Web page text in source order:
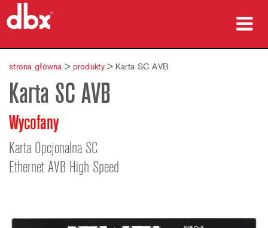
produkty
Studia przypadków
gdzie kupić
szkolenia
wsparcie
strona główna > produkty> Karta SC AVB
Karta SC AVB
Wycofany
Karta Opcjonalna SC
Ethernet AVB High Speed